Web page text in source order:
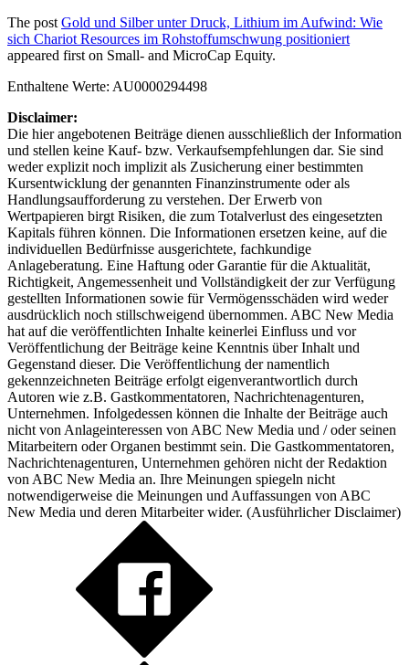
The post Gold und Silber unter Druck, Lithium im Aufwind: Wie
sich Chariot Resources im Rohstoffumschwung positioniert
appeared first on Small- and MicroCap Equity.
Enthaltene Werte: AU0000294498
Disclaimer:
Die hier angebotenen Beiträge dienen ausschließlich der Information
und stellen keine Kauf- bzw. Verkaufsempfehlungen dar. Sie sind
weder explizit noch implizit als Zusicherung einer bestimmten
Kursentwicklung der genannten Finanzinstrumente oder als
Handlungsaufforderung zu verstehen. Der Erwerb von
Wertpapieren birgt Risiken, die zum Totalverlust des eingesetzten
Kapitals führen können. Die Informationen ersetzen keine, auf die
individuellen Bedürfnisse ausgerichtete, fachkundige
Anlageberatung. Eine Haftung oder Garantie für die Aktualität,
Richtigkeit, Angemessenheit und Vollständigkeit der zur Verfügung
gestellten Informationen sowie für Vermögensschäden wird weder
ausdrücklich noch stillschweigend übernommen. ABC New Media
hat auf die veröffentlichten Inhalte keinerlei Einfluss und vor
Veröffentlichung der Beiträge keine Kenntnis über Inhalt und
Gegenstand dieser. Die Veröffentlichung der namentlich
gekennzeichneten Beiträge erfolgt eigenverantwortlich durch
Autoren wie z.B. Gastkommentatoren, Nachrichtenagenturen,
Unternehmen. Infolgedessen können die Inhalte der Beiträge auch
nicht von Anlageinteressen von ABC New Media und / oder seinen
Mitarbeitern oder Organen bestimmt sein. Die Gastkommentatoren,
Nachrichtenagenturen, Unternehmen gehören nicht der Redaktion
von ABC New Media an. Ihre Meinungen spiegeln nicht
notwendigerweise die Meinungen und Auffassungen von ABC
New Media und deren Mitarbeiter wider. (Ausführlicher Disclaimer)